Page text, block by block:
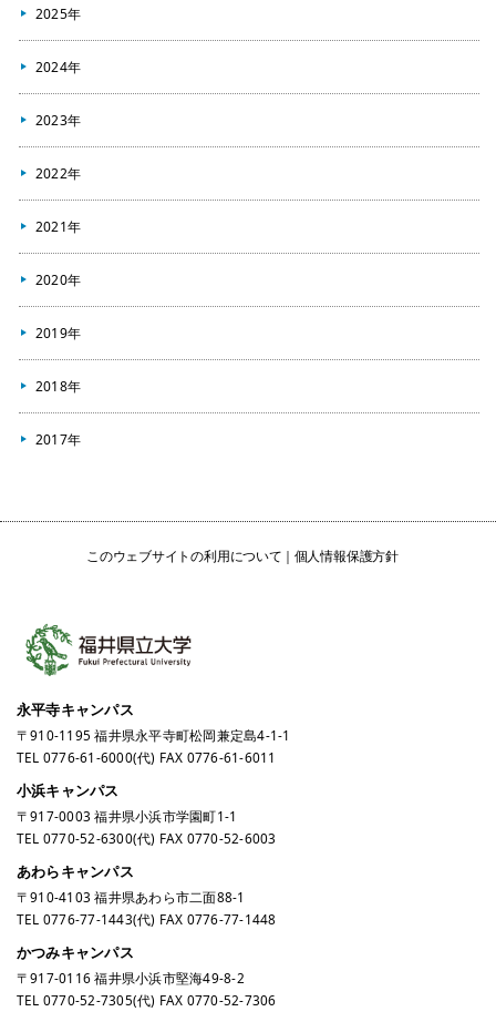
2025年
2024年
2023年
2022年
2021年
2020年
2019年
2018年
2017年
このウェブサイトの利用について 個人情報保護方針
永平寺キャンパス
〒910-1195 福井県永平寺町松岡兼定島4-1-1
TEL 0776-61-6000(代) FAX 0776-61-6011
小浜キャンパス
〒917-0003 福井県小浜市学園町1-1
TEL 0770-52-6300(代) FAX 0770-52-6003
あわらキャンパス
〒910-4103 福井県あわら市二面88-1
TEL 0776-77-1443(代) FAX 0776-77-1448
かつみキャンパス
〒917-0116 福井県小浜市堅海49-8-2
TEL 0770-52-7305(代) FAX 0770-52-7306